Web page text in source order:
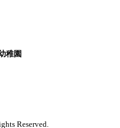
稚園
Reserved.